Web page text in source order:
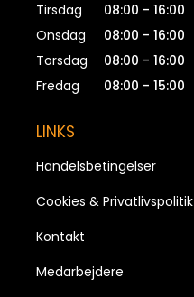
Tirsdag
08:00 - 16:00
Onsdag
08:00 - 16:00
Torsdag
08:00 - 16:00
Fredag
08:00 - 15:00
LINKS
Handelsbetingelser
Cookies & Privatlivspolitik
Kontakt
Medarbejdere